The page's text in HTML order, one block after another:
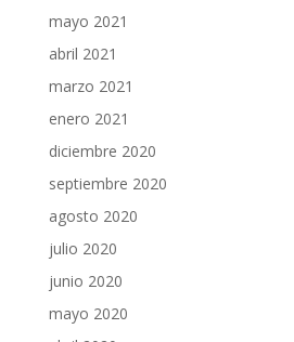
mayo 2021
abril 2021
marzo 2021
enero 2021
diciembre 2020
septiembre 2020
agosto 2020
julio 2020
junio 2020
mayo 2020